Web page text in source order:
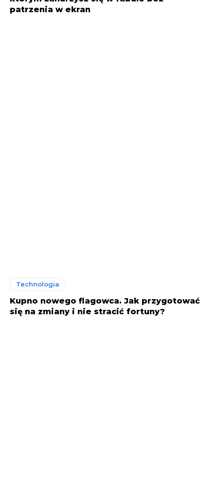
patrzenia w ekran
Technologia
Kupno nowego flagowca. Jak przygotować
się na zmiany i nie stracić fortuny?